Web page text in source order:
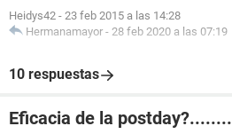
Heidys42 - 23 feb 2015 a las 14:28
Hermanamayor - 28 feb 2020 a las 07:19
10 respuestas
Eficacia de la postday?........